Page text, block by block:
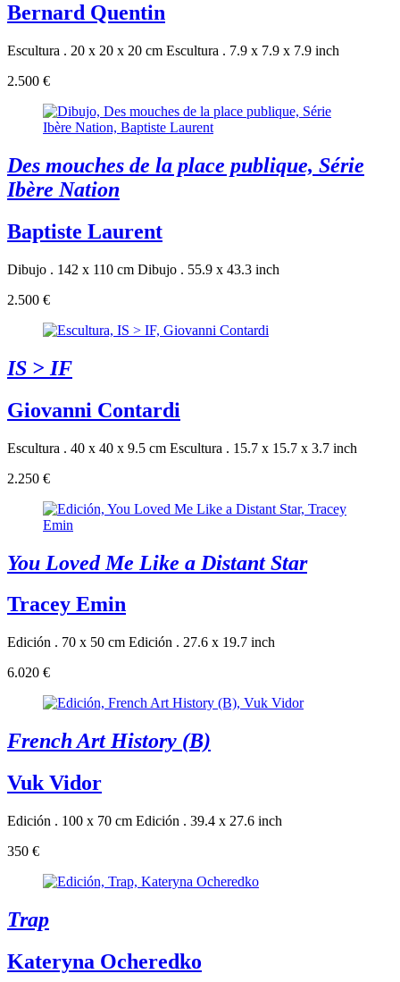
Bernard Quentin
Escultura . 20 x 20 x 20 cm Escultura . 7.9 x 7.9 x 7.9 inch
2.500 €
Des mouches de la place publique, Série
Ibère Nation
Baptiste Laurent
Dibujo . 142 x 110 cm Dibujo . 55.9 x 43.3 inch
2.500 €
IS > IF
Giovanni Contardi
Escultura . 40 x 40 x 9.5 cm Escultura . 15.7 x 15.7 x 3.7 inch
2.250 €
You Loved Me Like a Distant Star
Tracey Emin
Edición . 70 x 50 cm Edición . 27.6 x 19.7 inch
6.020 €
French Art History (B)
Vuk Vidor
Edición . 100 x 70 cm Edición . 39.4 x 27.6 inch
350 €
Trap
Kateryna Ocheredko